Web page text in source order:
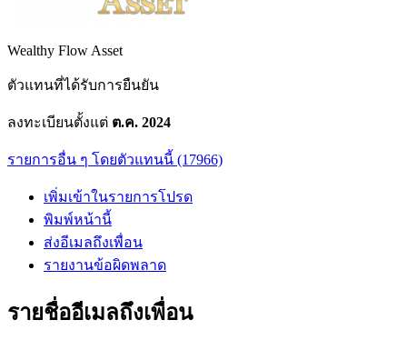
Wealthy Flow Asset
ตัวแทนที่ได้รับการยืนยัน
ลงทะเบียนตั้งแต่ ต.ค. 2024
รายการอื่น ๆ โดยตัวแทนนี้ (17966)
เพิ่มเข้าในรายการโปรด
พิมพ์หน้านี้
ส่งอีเมลถึงเพื่อน
รายงานข้อผิดพลาด
รายชื่ออีเมลถึงเพื่อน